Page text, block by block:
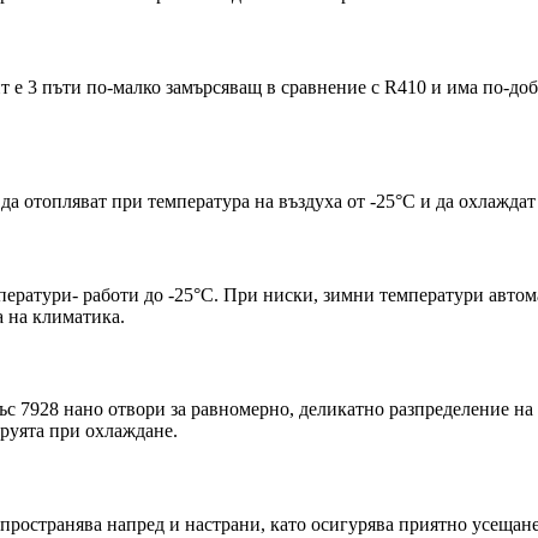
3 пъти по-малко замърсяващ в сравнение с R410 и има по-
отопляват при температура на въздуха от -25°С и да
работи до -25°С. При ниски, зимни температури
на климатика.
нано отвори за равномерно, деликатно разпределение
при охлаждане.
напред и настрани, като осигурява приятно